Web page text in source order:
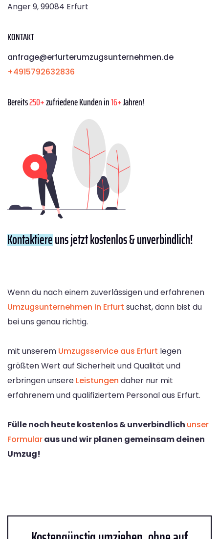
Anger 9, 99084 Erfurt
KONTAKT
anfrage@erfurterumzugsunternehmen.de
+4915792632836
Bereits250+zufriedene Kunden in16+Jahren!
Kontaktiereuns jetzt kostenlos & unverbindlich!
Wenn du nach einem zuverlässigen und erfahrenen
Umzugsunternehmen in Erfurt suchst, dann bist du
bei uns genau richtig.
mit unserem Umzugsservice aus Erfurt legen
größten Wert auf Sicherheit und Qualität und
erbringen unsere Leistungen daher nur mit
erfahrenem und qualifiziertem Personal aus Erfurt.
Fülle noch heute kostenlos & unverbindlich unser
Formularaus und wir planen gemeinsam deinen
Umzug!